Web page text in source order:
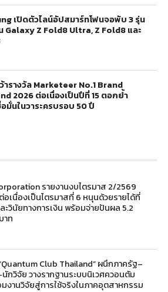
เปิดตัวไลน์อัปสมาร์ทโฟนจอพับ 3 รุ่น
Galaxy Z Fold8 Ultra, Z Fold8 และ
ารางวัล Marketeer No.1 Brand
2026 ต่อเนื่องเป็นปีที่ 15 ตอกย้ำ
อมั่นในวาระครบรอบ 50 ปี
รายงานงบไตรมาส 2/2569
อเนื่องเป็นไตรมาสที่ 6 หนุนด้วยรายได้ที่
ะวินัยทางการเงิน พร้อมจ่ายปันผล 5.2
าท
Club Thailand” ผนึกภาครัฐ–
กวิจัย วางรากฐานระบบนิเวศควอนตัม
มงานวิจัยสู่การใช้จริงในภาคอุตสาหกรรม